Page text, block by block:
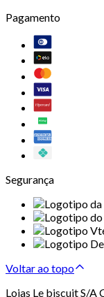
Pagamento
Segurança
Voltar ao topo
Lojas Le biscuit S/A